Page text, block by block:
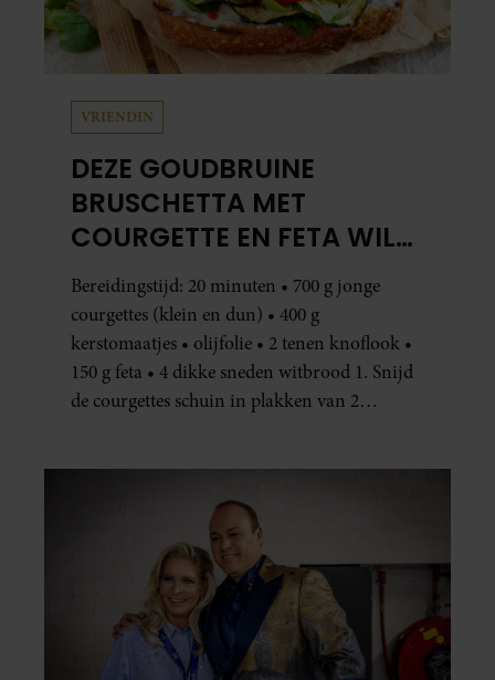
VRIENDIN
DEZE GOUDBRUINE
BRUSCHETTA MET
COURGETTE EN FETA WIL
JE METEEN MAKEN
Bereidingstijd: 20 minuten • 700 g jonge
courgettes (klein en dun) • 400 g
kerstomaatjes • olijfolie • 2 tenen knoflook •
150 g feta • 4 dikke sneden witbrood 1. Snijd
de courgettes schuin in plakken van 2